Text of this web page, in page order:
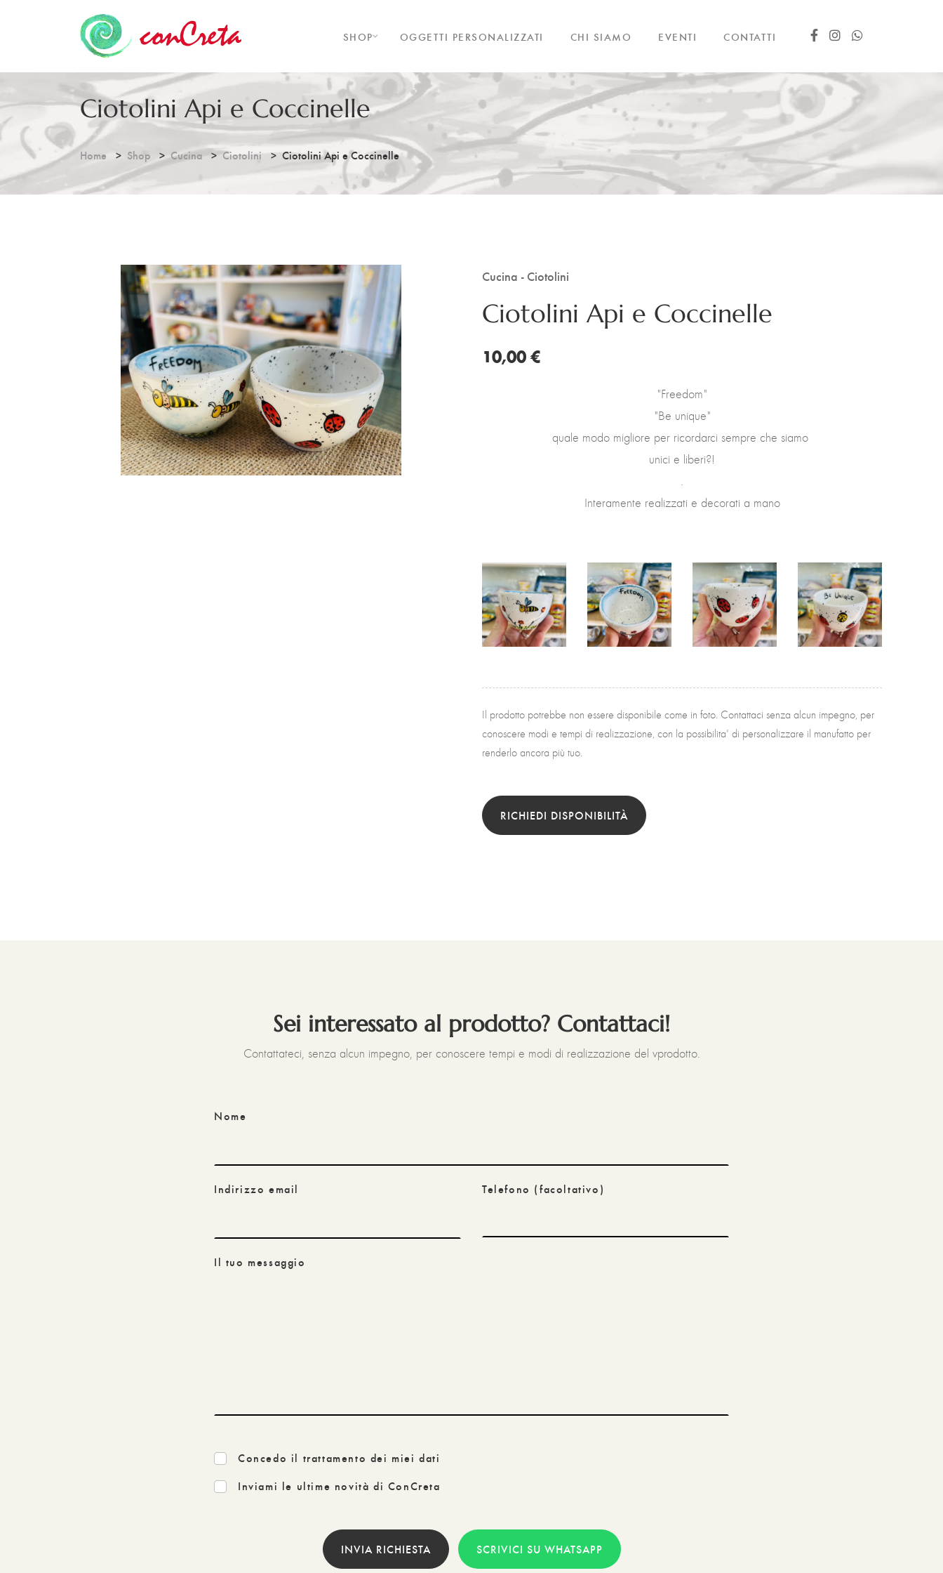
SHOP OGGETTI PERSONALIZZATI CHI SIAMO EVENTI CONTATTI
Ciotolini Api e Coccinelle
Home Shop Cucina Ciotolini Ciotolini Api e Coccinelle
Cucina - Ciotolini
Ciotolini Api e Coccinelle
10,00 €
"Freedom"
"Be unique"
quale modo migliore per ricordarci sempre che siamo
unici e liberi?!
.
Interamente realizzati e decorati a mano
Il prodotto potrebbe non essere disponibile come in foto. Contattaci senza alcun impegno, per
conoscere modi e tempi di realizzazione, con la possibilita' di personalizzare il manufatto per
renderlo ancora più tuo.
RICHIEDI DISPONIBILITÀ
Sei interessato al prodotto? Contattaci!
Contattateci, senza alcun impegno, per conoscere tempi e modi di realizzazione del vprodotto.
Nome
Indirizzo email Telefono (facoltativo)
Il tuo messaggio
Concedo il trattamento dei miei dati
Inviami le ultime novità di ConCreta
INVIA RICHIESTA SCRIVICI SU WHATSAPP